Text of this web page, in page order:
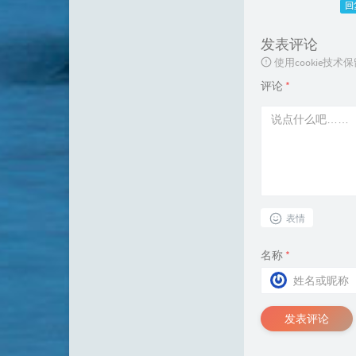
发表评论
使用cookie技术
评论 *
表情
名称 *
发表评论